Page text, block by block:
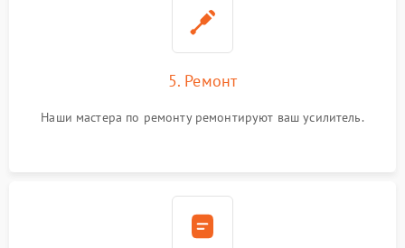
5. Ремонт
Наши мастера по ремонту ремонтируют ваш усилитель.